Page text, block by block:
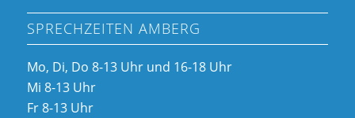
SPRECHZEITEN AMBERG
Mo, Di, Do 8-13 Uhr und 16-18 Uhr
Mi 8-13 Uhr
Fr 8-13 Uhr